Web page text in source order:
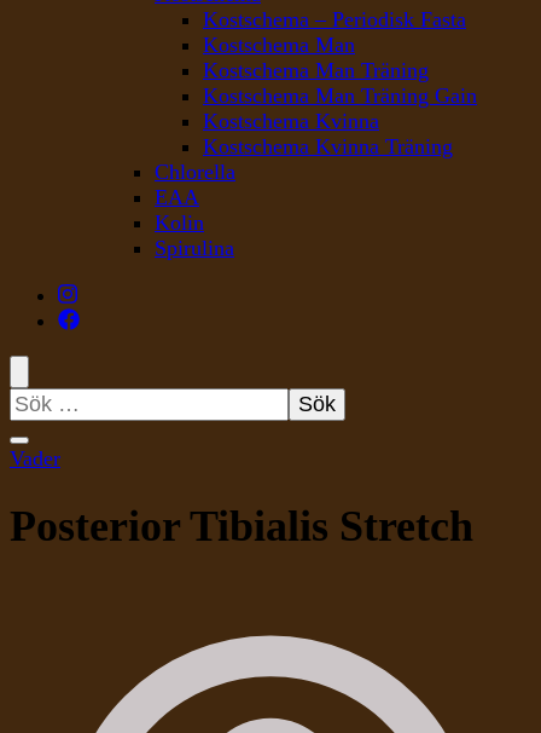
Kostschema – Periodisk Fasta
Kostschema Man
Kostschema Man Träning
Kostschema Man Träning Gain
Kostschema Kvinna
Kostschema Kvinna Träning
Chlorella
EAA
Kolin
Spirulina
Sök
efter:
Vader
Posterior Tibialis Stretch